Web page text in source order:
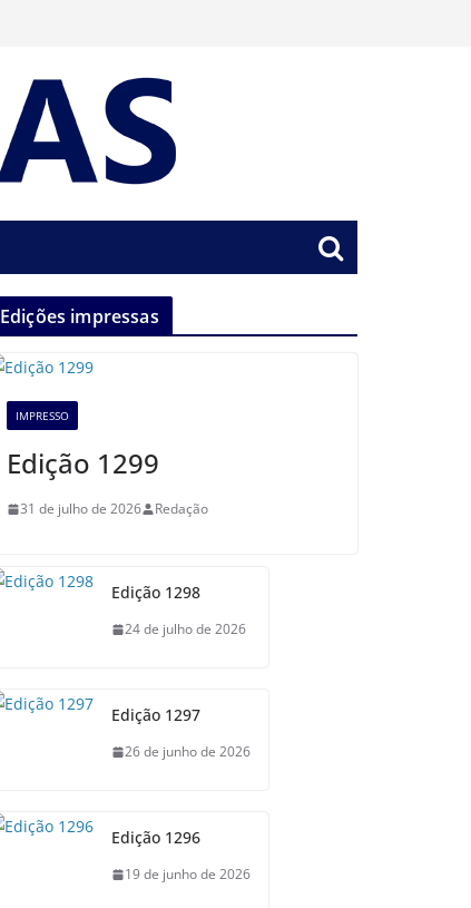
Edições impressas
IMPRESSO
Edição 1299
31 de julho de 2026 Redação
Edição 1298
24 de julho de 2026
Edição 1297
26 de junho de 2026
Edição 1296
19 de junho de 2026